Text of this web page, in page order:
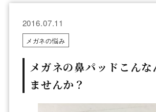
2016.07.11
メガネの悩み
メガネの鼻パッドこんな
ませんか？